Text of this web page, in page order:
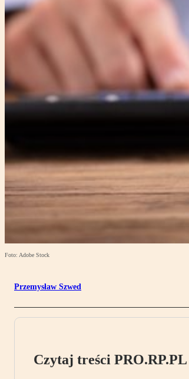
Foto: Adobe Stock
Przemysław Szwed
Czytaj treści PRO.RP.PL